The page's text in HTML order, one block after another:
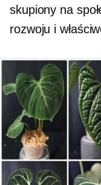
skupiony na
rozwoju i